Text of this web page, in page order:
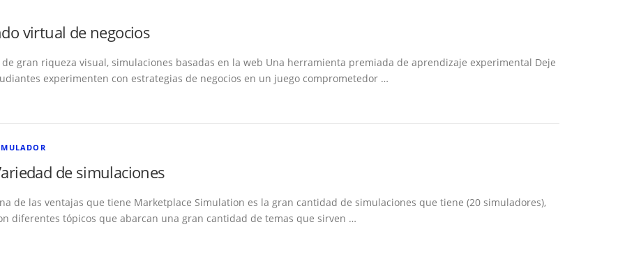
virtual de negocios
gran riqueza visual, simulaciones basadas en la web Una herramienta premiada de aprendizaje experimental Deje
experimenten con estrategias de negocios en un juego comprometedor …
de simulaciones
de las ventajas que tiene Marketplace Simulation es la gran cantidad de simulaciones que tiene (20 simuladores),
diferentes tópicos que abarcan una gran cantidad de temas que sirven …